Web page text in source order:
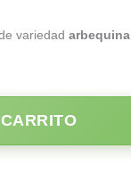
variedad arbequina